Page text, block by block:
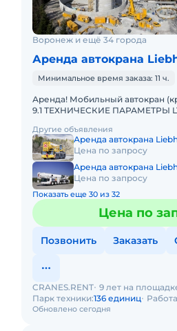
Воронеж и ещё 34 города
Аренда автокрана
Минимальное время заказа: 11 ч.
Аренда! Мобильный автокран (кран) Liebherr LTM 11200-
9.1 ТЕХНИЧЕСКИЕ ПАРАМЕТРЫ
м Макс.
Другие объявления
Аренда автокрана
Цена по запросу
Аренда автокрана
Цена по запросу
Показать еще 30 из 32
Цена по
Позвонить Заказать
Обновлено сегодня
CRANES.RENT 9 лет на
Парк техники:136 единиц